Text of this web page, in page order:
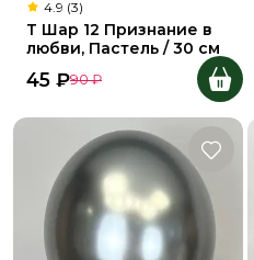
4.9 (3)
Т Шар 12 Признание в
любви, Пастель / 30 см
45 ₽90 ₽